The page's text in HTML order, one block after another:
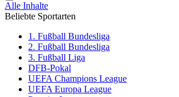
Alle Inhalte
Beliebte Sportarten
1. Fußball Bundesliga
2. Fußball Bundesliga
3. Fußball Liga
DFB-Pokal
UEFA Champions League
UEFA Europa League